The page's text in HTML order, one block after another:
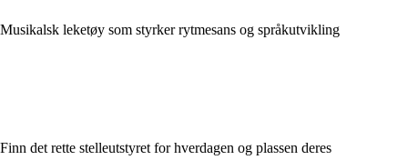
Musikalsk leketøy som styrker rytmesans og språkutvikling
Finn det rette stelleutstyret for hverdagen og plassen deres